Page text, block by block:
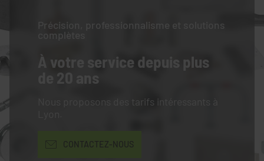
Précision, professionnalisme et solutions
complètes
À votre service depuis plus
de 20 ans
Nous proposons des tarifs intéressants à
CONTACTEZ-NOUS